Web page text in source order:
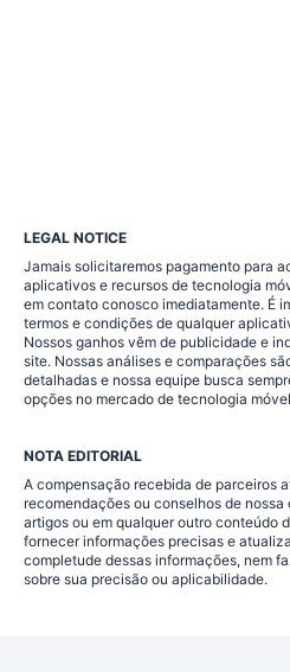
LEGAL NOTICE
Jamais solicitaremos pagamento para
aplicativos e recursos de tecnologia
em contato conosco imediatamente. É
termos e condições de qualquer
Nossos ganhos vêm de publicidade e
site. Nossas análises e comparações
detalhadas e nossa equipe busca
opções no mercado de tecnologia
NOTA EDITORIAL
A compensação recebida de parceiros
recomendações ou conselhos de
artigos ou em qualquer outro conteúdo
fornecer informações precisas e
completude dessas informações, nem
sobre sua precisão ou aplicabilidade.